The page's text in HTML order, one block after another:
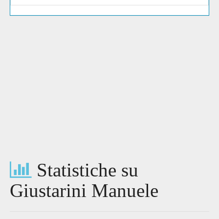
Statistiche su
Giustarini Manuele